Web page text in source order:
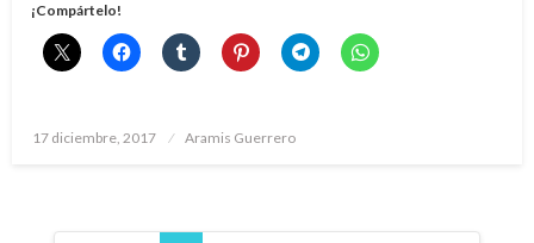
¡Compártelo!
Publicado
17 diciembre, 2017 Aramis Guerrero
Paginación